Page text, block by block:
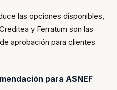
las opciones disponibles,
y Ferratum son las
aprobación para clientes
para ASNEF